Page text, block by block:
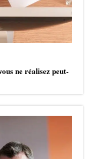
ne réalisez peut-